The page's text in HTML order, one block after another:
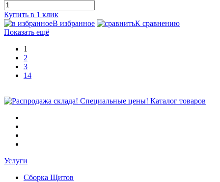
Купить в 1 клик
В избранное
К сравнению
Показать ещё
1
2
3
14
Каталог товаров
Услуги
Сборка Щитов